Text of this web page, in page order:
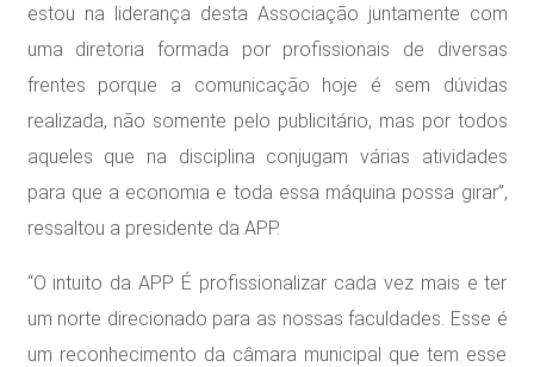
estou na liderança desta Associação juntamente com
uma diretoria formada por profissionais de diversas
frentes porque a comunicação hoje é sem dúvidas
realizada, não somente pelo publicitário, mas por todos
aqueles que na disciplina conjugam várias atividades
para que a economia e toda essa máquina possa girar”,
ressaltou a presidente da APP.
“O intuito da APP É profissionalizar cada vez mais e ter
um norte direcionado para as nossas faculdades. Esse é
um reconhecimento da câmara municipal que tem esse